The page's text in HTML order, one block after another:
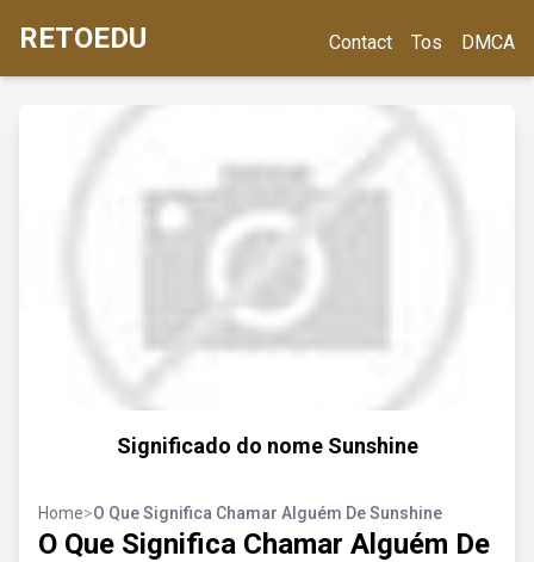
RETOEDU Contact Tos DMCA
Significado do nome Sunshine
Home>O Que Significa Chamar Alguém De Sunshine
O Que Significa Chamar Alguém De